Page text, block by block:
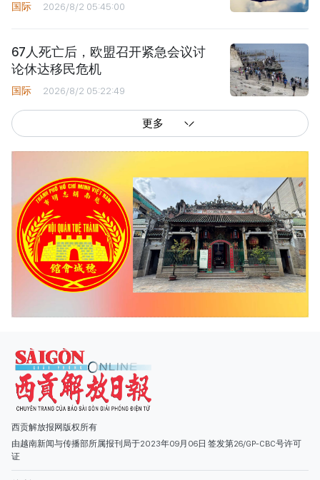
国际 2026/8/2 05:45:00
67人死亡后，欧盟召开紧急会议讨
论休达移民危机
国际 2026/8/2 05:22:49
更多
西贡解放报网版权所有
由越南新闻与传播部所属报刊局于2023年09月06日 签发第26/GP-CBC号许可
副总编辑: 阮玉英、范文长、裴氏红霜、张德义、范氏云英、杨文光、阮德显、
阮克强、陈嘉宝
主编: 阮玉英
社址: 胡志明市棋盘坊阮氏明开街432-434号
总台: (028) 39294091 - 转 060
热线: 096.558.1888
编辑部: (028) 39294092 - 转 060
电子信箱